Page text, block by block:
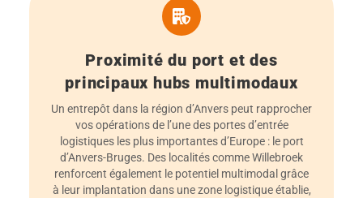
Proximité du port et des
principaux hubs multimodaux
Un entrepôt dans la région d’Anvers peut rapprocher
vos opérations de l’une des portes d’entrée
logistiques les plus importantes d’Europe : le port
d’Anvers-Bruges. Des localités comme Willebroek
renforcent également le potentiel multimodal grâce
à leur implantation dans une zone logistique établie,